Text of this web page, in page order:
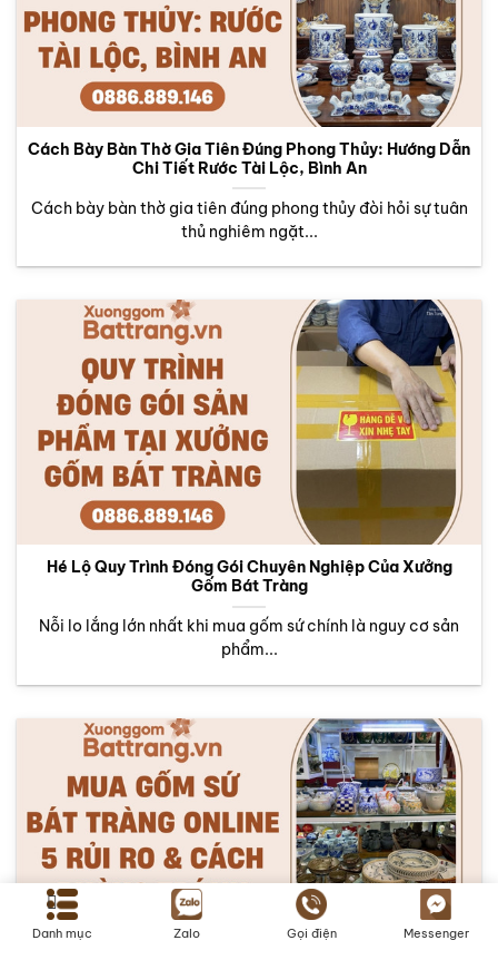
Cách Bày Bàn Thờ Gia Tiên Đúng Phong Thủy: Hướng Dẫn
Chi Tiết Rước Tài Lộc, Bình An
Cách bày bàn thờ gia tiên đúng phong thủy đòi hỏi sự tuân
thủ nghiêm ngặt...
Hé Lộ Quy Trình Đóng Gói Chuyên Nghiệp Của Xưởng
Gốm Bát Tràng
Nỗi lo lắng lớn nhất khi mua gốm sứ chính là nguy cơ sản
phẩm...
Danh mục Zalo Gọi điện Messenger